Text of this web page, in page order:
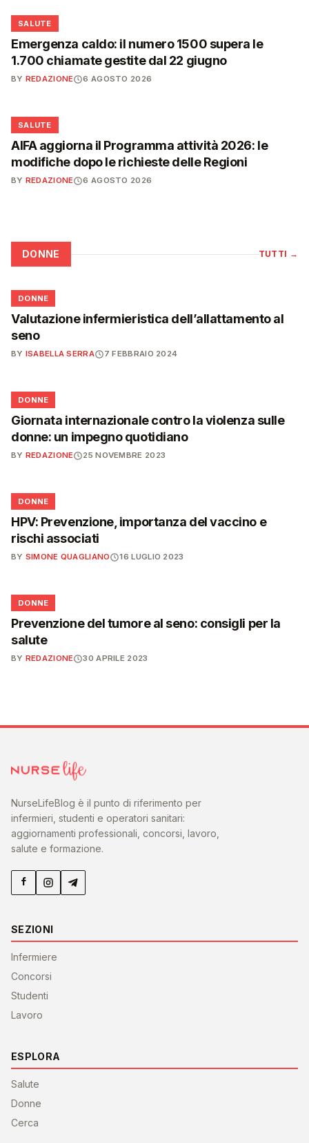
❤️
SALUTE
Emergenza caldo: il numero 1500 supera le
1.700 chiamate gestite dal 22 giugno
BY REDAZIONE 6 AGOSTO 2026
❤️
SALUTE
AIFA aggiorna il Programma attività 2026: le
modifiche dopo le richieste delle Regioni
BY REDAZIONE 6 AGOSTO 2026
DONNE TUTTI →
🌸
DONNE
Valutazione infermieristica dell’allattamento al
seno
BY ISABELLA SERRA 7 FEBBRAIO 2024
🌸
DONNE
Giornata internazionale contro la violenza sulle
donne: un impegno quotidiano
BY REDAZIONE 25 NOVEMBRE 2023
🌸
DONNE
HPV: Prevenzione, importanza del vaccino e
rischi associati
BY SIMONE QUAGLIANO 16 LUGLIO 2023
🌸
DONNE
Prevenzione del tumore al seno: consigli per la
salute
BY REDAZIONE 30 APRILE 2023
NurseLifeBlog è il punto di riferimento per
infermieri, studenti e operatori sanitari:
aggiornamenti professionali, concorsi, lavoro,
salute e formazione.
SEZIONI
Infermiere
Concorsi
Studenti
Lavoro
ESPLORA
Salute
Donne
Cerca